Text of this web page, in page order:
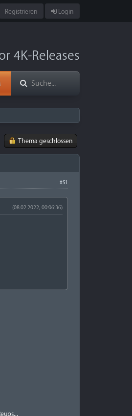
Registrieren Login
4K-Releases
Thema geschlossen
#51
(08.02.2022, 00:06:36)